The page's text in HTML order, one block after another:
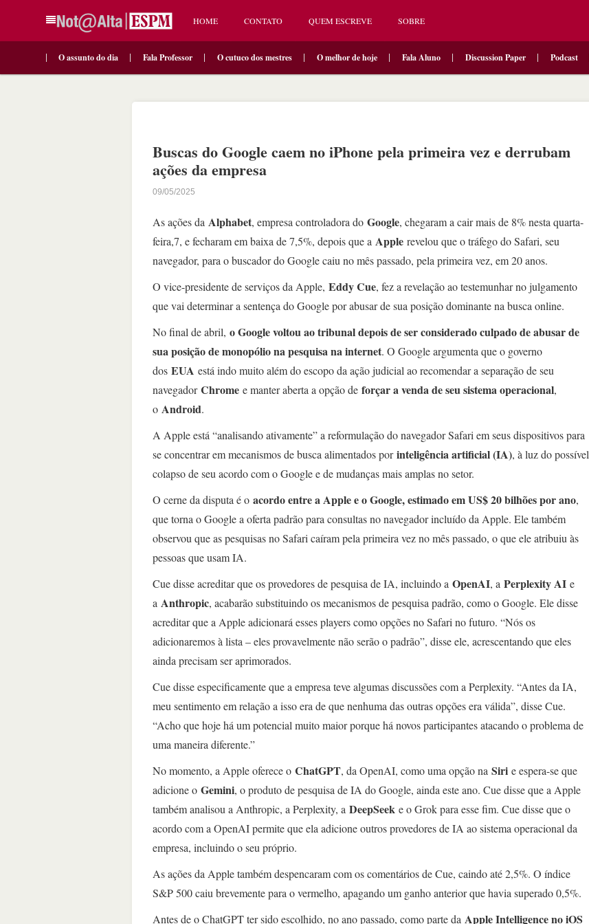
HOME CONTATO QUEM ESCREVE SOBRE
O assunto do dia Fala Professor O cutuco dos mestres O melhor de hoje Fala Aluno Discussion Paper Podcast
Buscas do Google caem no iPhone pela primeira vez e derrubam
ações da empresa
09/05/2025
As ações da Alphabet, empresa controladora do Google, chegaram a cair mais de 8% nesta quarta-
feira,7, e fecharam em baixa de 7,5%, depois que a Apple revelou que o tráfego do Safari, seu
navegador, para o buscador do Google caiu no mês passado, pela primeira vez, em 20 anos.
O vice-presidente de serviços da Apple, Eddy Cue, fez a revelação ao testemunhar no julgamento
que vai determinar a sentença do Google por abusar de sua posição dominante na busca online.
No final de abril, o Google voltou ao tribunal depois de ser considerado culpado de abusar de
sua posição de monopólio na pesquisa na internet. O Google argumenta que o governo
dos EUA está indo muito além do escopo da ação judicial ao recomendar a separação de seu
navegadorChrome e manter aberta a opção de forçar a venda de seu sistema operacional,
o Android.
A Apple está “analisando ativamente” a reformulação do navegador Safari em seus dispositivos para
se concentrar em mecanismos de busca alimentados porinteligência artificial (IA), à luz do possível
colapso de seu acordo com o Google e de mudanças mais amplas no setor.
O cerne da disputa é o acordo entre a Apple e o Google, estimado em US$ 20 bilhões por ano,
que torna o Google a oferta padrão para consultas no navegador incluído da Apple. Ele também
observou que as pesquisas no Safari caíram pela primeira vez no mês passado, o que ele atribuiu às
pessoas que usam IA.
Cue disse acreditar que os provedores de pesquisa de IA, incluindo a OpenAI, a Perplexity AI e
a Anthropic, acabarão substituindo os mecanismos de pesquisa padrão, como o Google. Ele disse
acreditar que a Apple adicionará esses players como opções no Safari no futuro. “Nós os
adicionaremos à lista – eles provavelmente não serão o padrão”, disse ele, acrescentando que eles
ainda precisam ser aprimorados.
Cue disse especificamente que a empresa teve algumas discussões com a Perplexity. “Antes da IA,
meu sentimento em relação a isso era de que nenhuma das outras opções era válida”, disse Cue.
“Acho que hoje há um potencial muito maior porque há novos participantes atacando o problema de
uma maneira diferente.”
No momento, a Apple oferece o ChatGPT, da OpenAI, como uma opção na Siri e espera-se que
adicione o Gemini, o produto de pesquisa de IA do Google, ainda este ano. Cue disse que a Apple
também analisou a Anthropic, a Perplexity, a DeepSeek e o Grok para esse fim. Cue disse que o
acordo com a OpenAI permite que ela adicione outros provedores de IA ao sistema operacional da
empresa, incluindo o seu próprio.
As ações da Apple também despencaram com os comentários de Cue, caindo até 2,5%. O índice
S&P 500 caiu brevemente para o vermelho, apagando um ganho anterior que havia superado 0,5%.
Antes de o ChatGPT ter sido escolhido, no ano passado, como parte da Apple Intelligence no iOS